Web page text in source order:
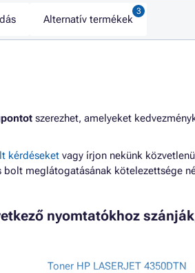
Alternatív termékek
szerezhet, amelyeket
kérdéseket vagy írjon nekünk
meglátogatásának kötelezettsége
nyomtatókhoz
Toner HP LASERJET 4350DTN